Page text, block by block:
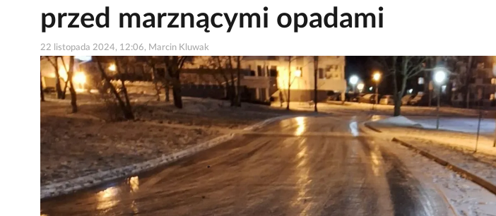
przed marznącymi opadami
22 listopada 2024, 12:06, Marcin Kluwak